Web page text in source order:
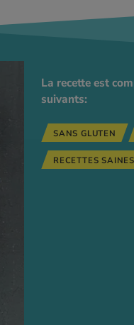
La recette est
suivants:
SANS GLUTEN
RECETTES SAINES